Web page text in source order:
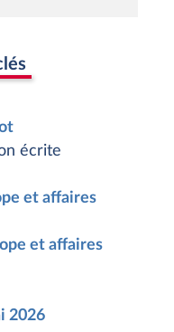
écrite
et affaires
et affaires
2026